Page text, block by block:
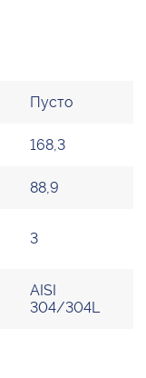
Пусто
168,3
88,9
3
AISI
304/304L